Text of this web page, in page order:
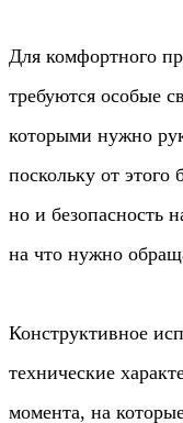
Для комфортного
требуются особые
которыми нужно
поскольку от этого
но и безопасность
на что нужно
Конструктивное
технические
момента, на